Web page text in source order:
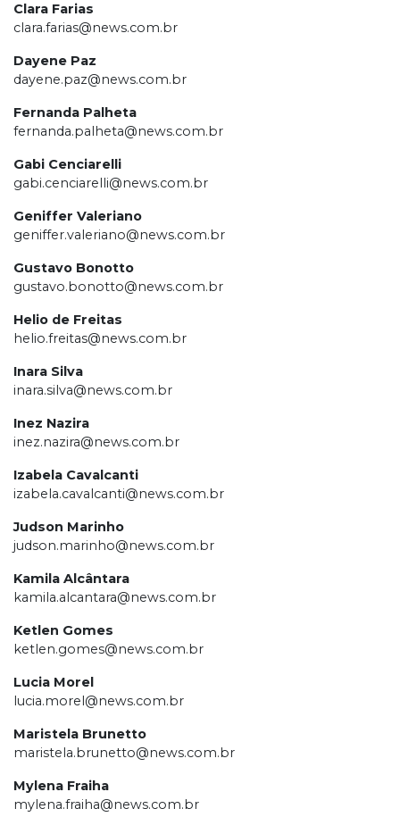
Clara Farias
clara.farias@news.com.br
Dayene Paz
dayene.paz@news.com.br
Fernanda Palheta
fernanda.palheta@news.com.br
Gabi Cenciarelli
gabi.cenciarelli@news.com.br
Geniffer Valeriano
geniffer.valeriano@news.com.br
Gustavo Bonotto
gustavo.bonotto@news.com.br
Helio de Freitas
helio.freitas@news.com.br
Inara Silva
inara.silva@news.com.br
Inez Nazira
inez.nazira@news.com.br
Izabela Cavalcanti
izabela.cavalcanti@news.com.br
Judson Marinho
judson.marinho@news.com.br
Kamila Alcântara
kamila.alcantara@news.com.br
Ketlen Gomes
ketlen.gomes@news.com.br
Lucia Morel
lucia.morel@news.com.br
Maristela Brunetto
maristela.brunetto@news.com.br
Mylena Fraiha
mylena.fraiha@news.com.br